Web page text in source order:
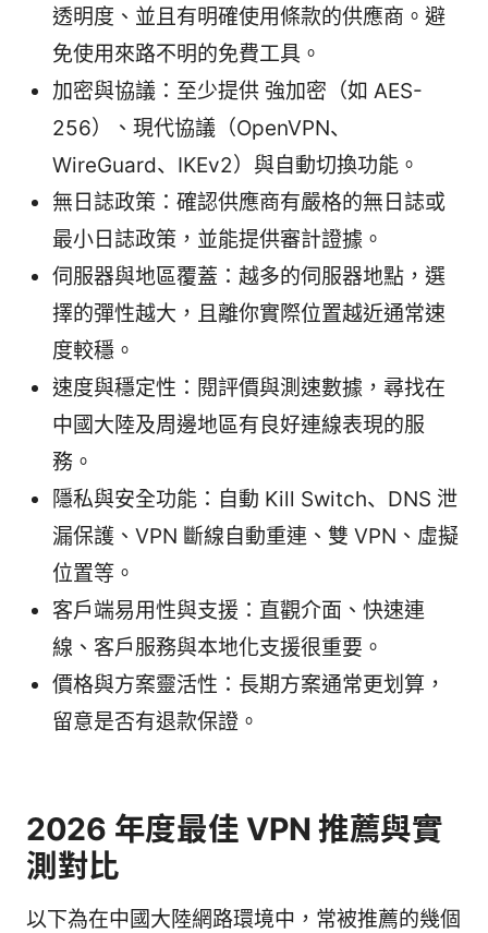
透明度、並且有明確使用條款的供應商。避
免使用來路不明的免費工具。
加密與協議：至少提供 強加密（如 AES-
256）、現代協議（OpenVPN、
WireGuard、IKEv2）與自動切換功能。
無日誌政策：確認供應商有嚴格的無日誌或
最小日誌政策，並能提供審計證據。
伺服器與地區覆蓋：越多的伺服器地點，選
擇的彈性越大，且離你實際位置越近通常速
度較穩。
速度與穩定性：閱評價與測速數據，尋找在
中國大陸及周邊地區有良好連線表現的服
務。
隱私與安全功能：自動 Kill Switch、DNS 泄
漏保護、VPN 斷線自動重連、雙 VPN、虛擬
位置等。
客戶端易用性與支援：直觀介面、快速連
線、客戶服務與本地化支援很重要。
價格與方案靈活性：長期方案通常更划算，
留意是否有退款保證。
2026 年度最佳 VPN 推薦與實
測對比
以下為在中國大陸網路環境中，常被推薦的幾個